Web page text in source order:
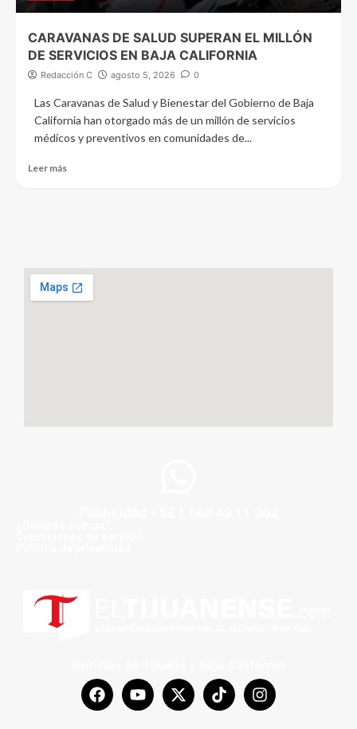
CARAVANAS DE SALUD SUPERAN EL MILLÓN
DE SERVICIOS EN BAJA CALIFORNIA
Redacción C agosto 5, 2026 0
Las Caravanas de Salud y Bienestar del Gobierno de Baja
California han otorgado más de un millón de servicios
médicos y preventivos en comunidades de...
Leer más